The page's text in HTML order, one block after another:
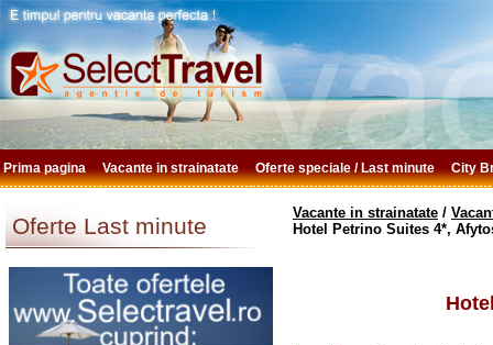
Prima pagina Vacante in strainatate Oferte speciale / Last minute City
Oferte Last minute
Vacante in strainatate /
Hotel Petrino Suites 4*,